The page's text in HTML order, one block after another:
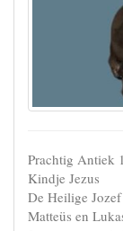
Prachtig Antiek
Kindje Jezus
De Heilige
Matteüs en